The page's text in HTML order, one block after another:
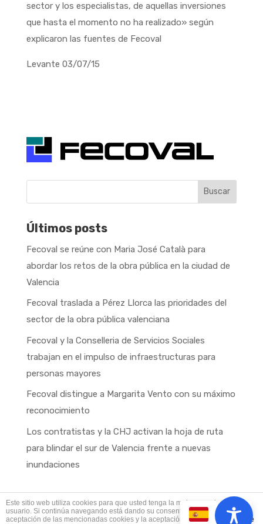
sector y los especialistas, de aquellas inversiones
que hasta el momento no ha realizado» según
explicaron las fuentes de Fecoval
Levante 03/07/15
Buscar
Últimos posts
Fecoval se reúne con Maria José Català para
abordar los retos de la obra pública en la ciudad de
Valencia
Fecoval traslada a Pérez Llorca las prioridades del
sector de la obra pública valenciana
Fecoval y la Conselleria de Servicios Sociales
trabajan en el impulso de infraestructuras para
personas mayores
Fecoval distingue a Margarita Vento con su máximo
reconocimiento
Los contratistas y la CHJ activan la hoja de ruta
para blindar el sur de Valencia frente a nuevas
inundaciones
Este sitio web utiliza cookies para que usted tenga la mejor experiencia de
usuario. Si continúa navegando está dando su consentimiento para la
aceptación de las mencionadas cookies y la aceptación de nuestra
política de
ES